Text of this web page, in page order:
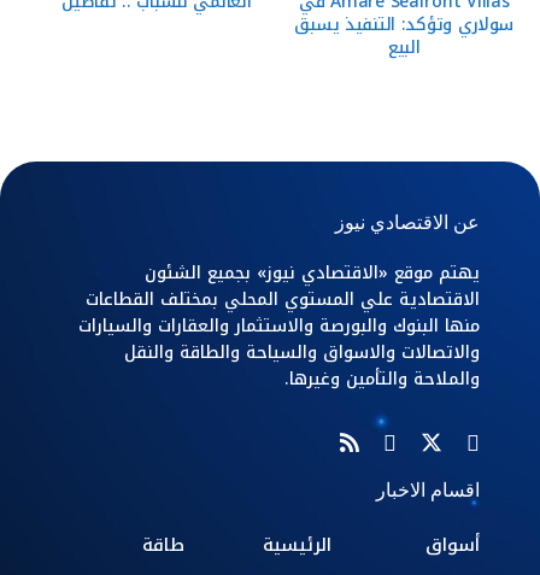
سولاري وتؤكد: التنفيذ يسبق
البيع
عن الاقتصادي نيوز
يهتم موقع «الاقتصادي نيوز» بجميع الشئون
الاقتصادية علي المستوي المحلي بمختلف القطاعات
منها البنوك والبورصة والاستثمار والعقارات والسيارات
والاتصالات والاسواق والسياحة والطاقة والنقل
والملاحة والتأمين وغيرها.
اقسام الاخبار
أسواق
الرئيسية
طاقة